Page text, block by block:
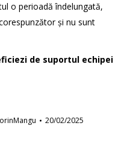
o perioadă îndelungată,
și nu sunt
de suportul echipei
20/02/2025